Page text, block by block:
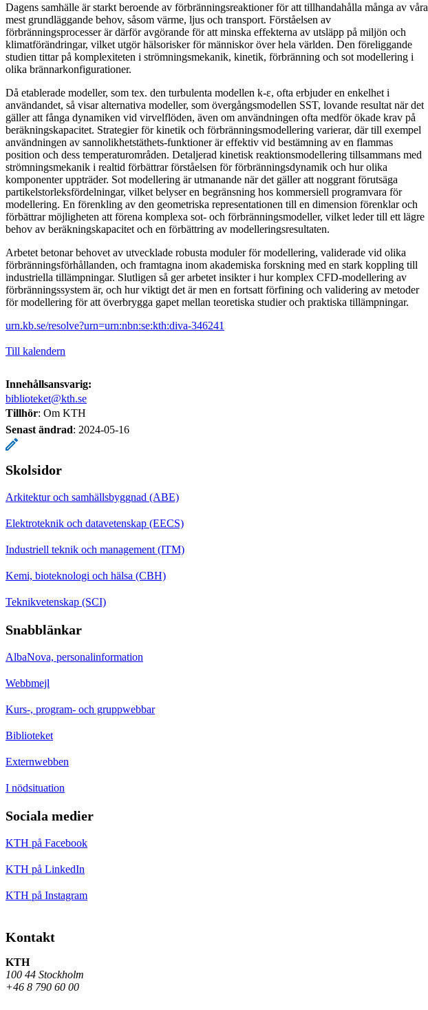
Dagens samhälle är starkt beroende av förbränningsreaktioner för att tillhandahålla många av våra
mest grundläggande behov, såsom värme, ljus och transport. Förståelsen av
förbränningsprocesser är därför avgörande för att minska effekterna av utsläpp på miljön och
klimatförändringar, vilket utgör hälsorisker för människor över hela världen. Den föreliggande
studien tittar på komplexiteten i strömningsmekanik, kinetik, förbränning och sot modellering i
olika brännarkonfigurationer.
Då etablerade modeller, som tex. den turbulenta modellen k-ε, ofta erbjuder en enkelhet i
användandet, så visar alternativa modeller, som övergångsmodellen SST, lovande resultat när det
gäller att fånga dynamiken vid virvelflöden, även om användningen ofta medför ökade krav på
beräkningskapacitet. Strategier för kinetik och förbränningsmodellering varierar, där till exempel
användningen av sannolikhetstäthets-funktioner är effektiv vid bestämning av en flammas
position och dess temperaturområden. Detaljerad kinetisk reaktionsmodellering tillsammans med
strömningsmekanik i realtid förbättrar förståelsen för förbränningsdynamik och hur olika
komponenter uppträder. Sot modellering är utmanande när det gäller att noggrant förutsäga
partikelstorleksfördelningar, vilket belyser en begränsning hos kommersiell programvara för
modellering. En förenkling av den geometriska representationen till en dimension förenklar och
förbättrar möjligheten att förena komplexa sot- och förbränningsmodeller, vilket leder till ett lägre
behov av beräkningskapacitet och en förbättring av modelleringsresultaten.
Arbetet betonar behovet av utvecklade robusta moduler för modellering, validerade vid olika
förbränningsförhållanden, och framtagna inom akademiska forskning med en stark koppling till
industriella tillämpningar. Slutligen så ger arbetet insikter i hur komplex CFD-modellering av
förbränningssystem är, och hur viktigt det är men en fortsatt förfining och validering av metoder
för modellering för att överbrygga gapet mellan teoretiska studier och praktiska tillämpningar.
urn.kb.se/resolve?urn=urn:nbn:se:kth:diva-346241
Till kalendern
Innehållsansvarig:
biblioteket@kth.se
Tillhör: Om KTH
Senast ändrad: 2024-05-16
Skolsidor
Arkitektur och samhällsbyggnad (ABE)
Elektroteknik och datavetenskap (EECS)
Industriell teknik och management (ITM)
Kemi, bioteknologi och hälsa (CBH)
Teknikvetenskap (SCI)
Snabblänkar
AlbaNova, personalinformation
Webbmejl
Kurs-, program- och gruppwebbar
Biblioteket
Externwebben
I nödsituation
Sociala medier
KTH på Facebook
KTH på LinkedIn
KTH på Instagram
Kontakt
KTH
100 44 Stockholm
+46 8 790 60 00